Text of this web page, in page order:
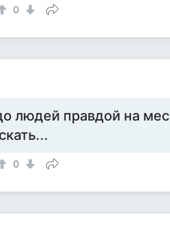
0
людей правдой на
0